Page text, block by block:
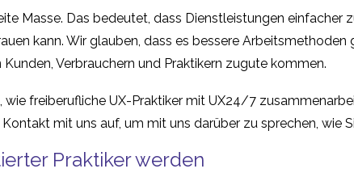
Masse. Das bedeutet, dass Dienstleistungen einfacher
kann. Wir glauben, dass es bessere
Verbrauchern und Praktikern zugute kommen.
freiberufliche UX-Praktiker mit UX24/7
mit uns auf, um mit uns darüber zu sprechen, wie
Praktiker werden